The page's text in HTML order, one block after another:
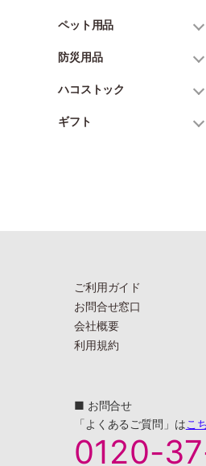
ペット用品
防災用品
ハコストック
ギフト
ご利用ガイド
お問合せ窓口
会社概要
利用規約
■ お問合せ
「よくあるご質問」はこ
0120-